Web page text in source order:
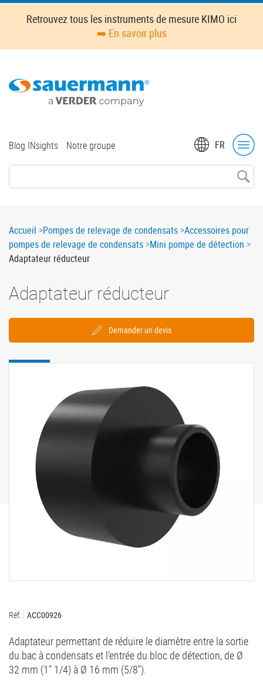
Skip
content
Retrouvez tous les instruments de mesure KIMO ici
➡️ En savoir plus
FR
Top
Blog INsights Notre groupe
Breadcrumb
Accueil Pompes de relevage de condensats Accessoires pour
pompes de relevage de condensats Mini pompe de détection
Adaptateur réducteur
Adaptateur réducteur
Demander un devis
Réf. : ACC00926
Adaptateur permettant de réduire le diamètre entre la sortie
du bac à condensats et l’entrée du bloc de détection, de Ø
32 mm (1" 1/4) à Ø 16 mm (5/8'').